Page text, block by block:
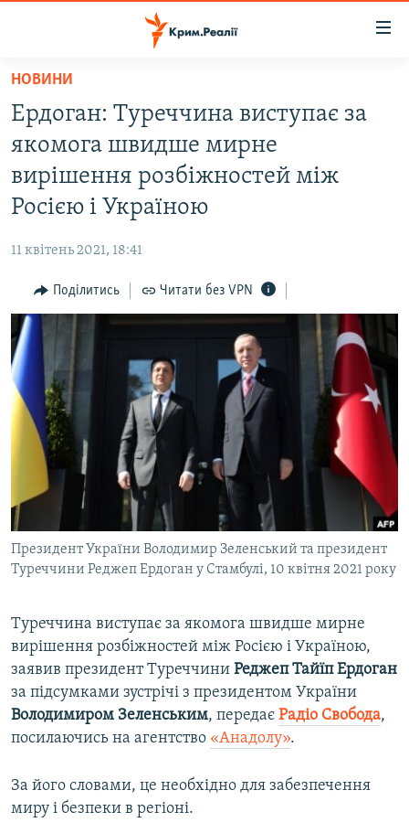
Перейти
основного
матеріалу
Перейти
до
основної
Перейти
пошуку
ВОДА.КРИМ
ВІДЕО ТА ФОТО
ПОЛІТИКА
ІНТЕРВ'Ю
ВСЕ ЗА ДЕНЬ
СПЕЦПРОЕКТИ
ДЕПОРТАЦІЯ
ВІДЕОУРОКИ «ELIFBE»
СВІДЧЕННЯ ОКУПАЦІЇ
УКРАЇНСЬКА ПРОБЛЕМА КРИМУ
ІНФОГРАФІКА
ЯК ОБІЙТИ БЛОКУВАННЯ
Русский
Qırımtatar
ДОЛУЧАЙСЯ!
НОВИНИ
Ердоган: Туреччина виступає за
якомога швидше мирне
вирішення розбіжностей між
Росією і Україною
11 квітень 2021, 18:41
Поділитись Читати без VPN
Президент України Володимир Зеленський та президент
Туреччини Реджеп Ердоган у Стамбулі, 10 квітня 2021 року
Туреччина виступає за якомога швидше мирне
вирішення розбіжностей між Росією і Україною,
заявив президент Туреччини Реджеп Тайїп Ердоган
за підсумками зустрічі з президентом України
Володимиром Зеленським, передає Радіо Свобода,
посилаючись на агентство «Анадолу».
За його словами, це необхідно для забезпечення
миру і безпеки в регіоні.